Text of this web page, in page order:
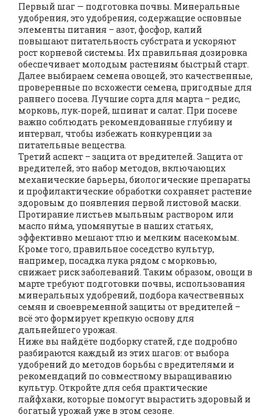
Первый шаг — подготовка почвы. Минеральные
удобрения, это удобрения, содержащие основные
элементы питания – азот, фосфор, калий
повышают питательность субстрата и ускоряют
рост корневой системы. Их правильная дозировка
обеспечивает молодым растениям быстрый старт.
Далее выбираем семена овощей, это качественные,
проверенные по всхожести семена, пригодные для
раннего посева. Лучшие сорта для марта – редис,
морковь, лук‑порей, шпинат и салат. При посеве
важно соблюдать рекомендованные глубину и
интервал, чтобы избежать конкуренции за
питательные вещества.
Третий аспект – защита от вредителей. Защита от
вредителей, это набор методов, включающих
механические барьеры, биологические препараты
и профилактические обработки сохраняет растение
здоровым до появления первой листовой маски.
Протирание листьев мыльным раствором или
масло ни́ма, упомянутые в наших статьях,
эффективно мешают тлю и мелким насекомым.
Кроме того, правильное соседство культур,
например, посадка лука рядом с морковью,
снижает риск заболеваний. Таким образом, овощи в
марте требуют подготовки почвы, использования
минеральных удобрений, подбора качественных
семян и своевременной защиты от вредителей –
всё это формирует крепкую основу для
дальнейшего урожая.
Ниже вы найдёте подборку статей, где подробно
разбираются каждый из этих шагов: от выбора
удобрений до методов борьбы с вредителями и
рекомендаций по совместному выращиванию
культур. Откройте для себя практические
лайфхаки, которые помогут вырастить здоровый и
богатый урожай уже в этом сезоне.